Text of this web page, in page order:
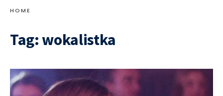
HOME
Tag:wokalistka